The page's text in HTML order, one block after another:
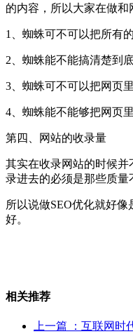
的内容，所以大家在做和
1、蜘蛛可不可以把所有
2、蜘蛛能不能搞清楚到
3、蜘蛛可不可以把网页
4、蜘蛛能不能够把网页
第四、网站的收录量
其实在收录网站的时候
录进去的必须是那些质量
所以说做SEO优化就好
好。
相关推荐
上一篇
：互联网时